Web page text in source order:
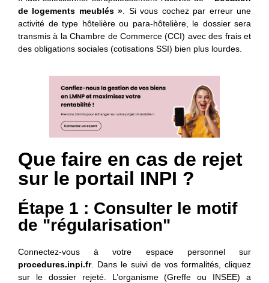
de logements meublés » . Si vous cochez par erreur une
activité de type hôtelière ou para-hôtelière, le dossier sera
transmis à la Chambre de Commerce (CCI) avec des frais et
des obligations sociales (cotisations SSI) bien plus lourdes.
Que faire en cas de rejet
sur le portail INPI ?
Étape 1 : Consulter le motif
de "régularisation"
Connectez-vous à votre espace personnel sur
procedures.inpi.fr. Dans le suivi de vos formalités, cliquez
sur le dossier rejeté. L’organisme (Greffe ou INSEE) a